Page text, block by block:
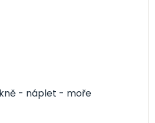
- náplet - moře